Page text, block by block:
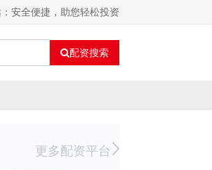
安全便捷，助您轻松投资
配资搜索
更多配资平台